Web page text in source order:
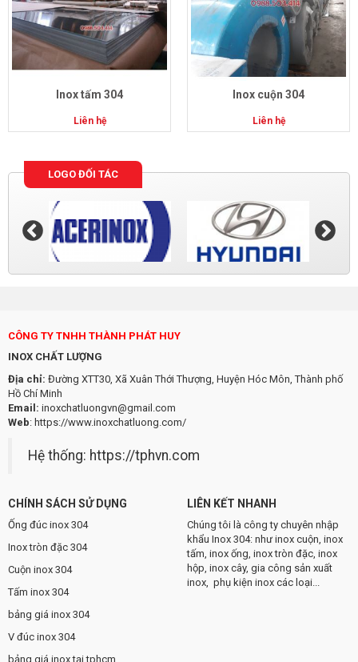
Inox tấm 304
Liên hệ
Inox cuộn 304
Liên hệ
LOGO ĐỐI TÁC
CÔNG TY TNHH THÀNH PHÁT HUY
INOX CHẤT LƯỢNG
Địa chỉ: Đường XTT30, Xã Xuân Thới Thượng, Huyện Hóc Môn, Thành phố
Hồ Chí Minh
Email: inoxchatluongvn@gmail.com
Web: https://www.inoxchatluong.com/
Hệ thống: https://tphvn.com
CHÍNH SÁCH SỬ DỤNG
Ống đúc inox 304
Inox tròn đặc 304
Cuộn inox 304
Tấm inox 304
bảng giá inox 304
V đúc inox 304
bảng giá inox tại tphcm
LIÊN KẾT NHANH
Chúng tôi là công ty chuyên nhập
khẩu Inox 304: như inox cuộn, inox
tấm, inox ống, inox tròn đặc, inox
hộp, inox cây, gia công sản xuất
inox, phụ kiện inox các loại...